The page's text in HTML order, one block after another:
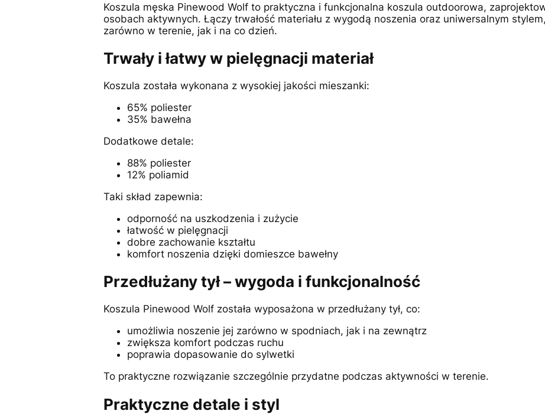
Koszula męska Pinewood Wolf to praktyczna i funkcjonalna koszula outdoorowa,
osobach aktywnych. Łączy trwałość materiału z wygodą noszenia oraz uniwersalnym
zarówno w terenie, jak i na co dzień.
Trwały i łatwy w pielęgnacji materiał
Koszula została wykonana z wysokiej jakości mieszanki:
65% poliester
35% bawełna
Dodatkowe detale:
88% poliester
12% poliamid
Taki skład zapewnia:
odporność na uszkodzenia i zużycie
łatwość w pielęgnacji
dobre zachowanie kształtu
komfort noszenia dzięki domieszce bawełny
Przedłużany tył – wygoda i funkcjonalność
Koszula Pinewood Wolf została wyposażona w przedłużany tył, co:
umożliwia noszenie jej zarówno w spodniach, jak i na zewnątrz
zwiększa komfort podczas ruchu
poprawia dopasowanie do sylwetki
To praktyczne rozwiązanie szczególnie przydatne podczas aktywności w terenie.
Praktyczne detale i styl